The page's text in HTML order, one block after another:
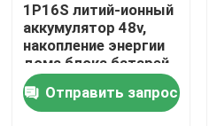
Продукция
О Компании
1P16S литий-ионный
аккумулятор 48v,
накопление энергии
дома блока батарей
Lifepo4
Отправить запрос